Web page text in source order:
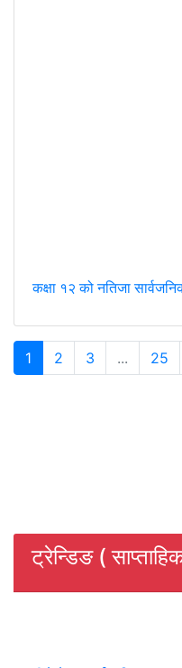
कक्षा १२ को नतिजा
1 2 3 ... 25
ट्रेन्डिङ (